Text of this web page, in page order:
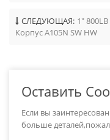
СЛЕДУЮЩАЯ: 1"
Корпус A105N SW HW
Оставить
Если вы
больше